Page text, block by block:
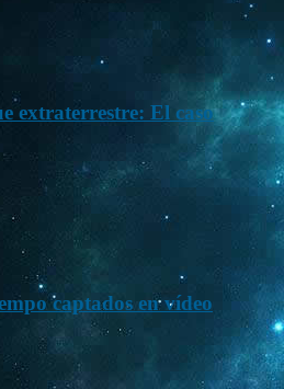
extraterrestre: El caso
captados en vídeo